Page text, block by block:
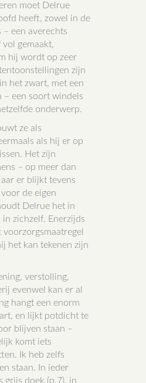
moet Delrue
heeft, zowel in de
een averechts
gemaakt,
hij wordt op zeer
zijn
het zwart, met een
– een soort windels
onderwerp.
ze als
als hij er op
Het zijn
– op meer dan
er blijkt tevens
de eigen
Delrue het in
zichzelf. Enerzijds
het kan tekenen zijn
verstolling,
evenwel kan er al
hangt een enorm
en lijkt potdicht te
blijven staan –
komt iets
Ik heb zelfs
staan. In ieder
grijs doek (p.7), in